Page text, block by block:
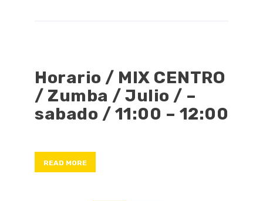
Horario / MIX CENTRO
/ Zumba / Julio / –
sabado / 11:00 – 12:00
READ MORE